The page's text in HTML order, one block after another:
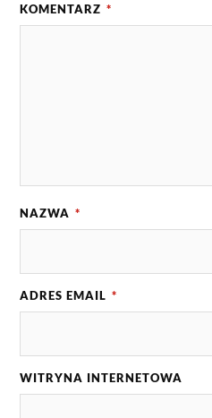
KOMENTARZ *
NAZWA *
ADRES EMAIL *
WITRYNA INTERNETOWA